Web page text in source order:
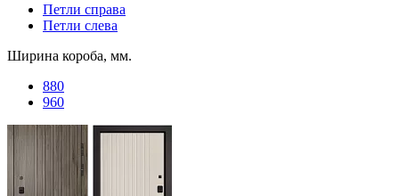
Петли справа
Петли слева
Ширина короба, мм.
880
960